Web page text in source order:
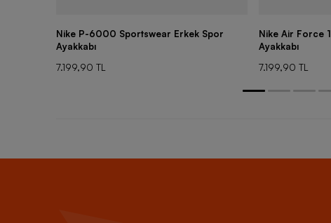
Nike P-6000 Sportswear Erkek Spor
Ayakkabı
7.199,90 TL
Nike Air Force
Ayakkabı
7.199,90 TL